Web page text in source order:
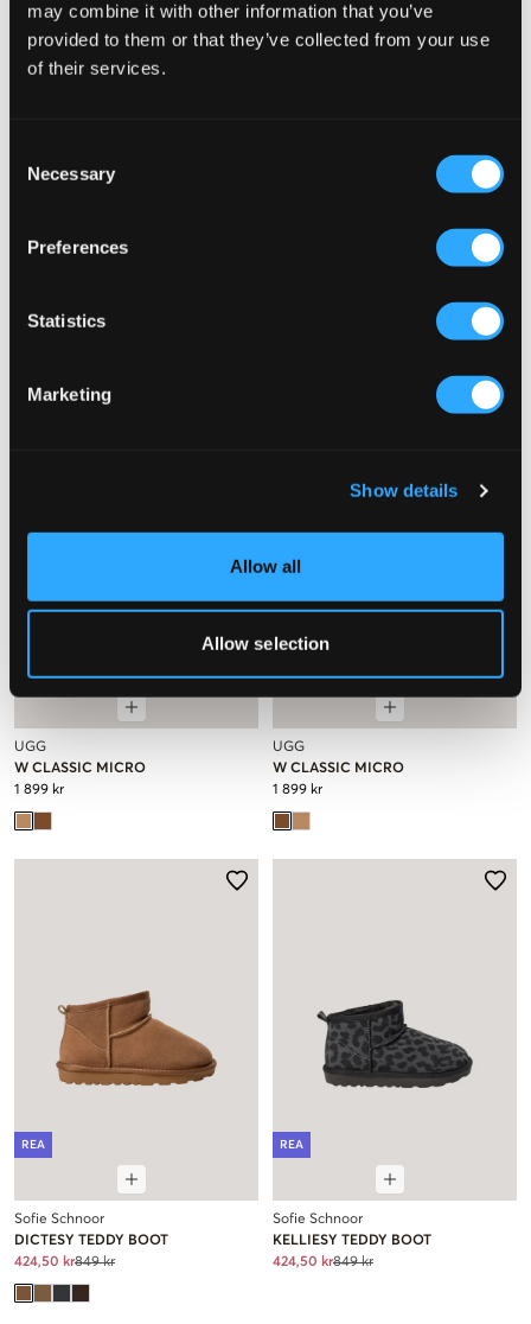
may combine it with other information that you’ve
provided to them or that they’ve collected from your use
of their services.
Selection
Necessary
Preferences
Statistics
Marketing
Show details
Allow all
Allow selection
424,50 kr849 kr
NYHET
UGG
W CLASSIC MICRO
1 899 kr
NYHET
UGG
W CLASSIC MICRO
1 899 kr
REA
Sofie Schnoor
DICTESY TEDDY BOOT
424,50 kr849 kr
REA
Sofie Schnoor
KELLIESY TEDDY BOOT
424,50 kr849 kr